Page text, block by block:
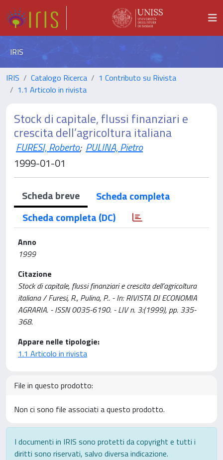
IRIS
IRIS Catalogo Ricerca
1 Contributo su Rivista
1.1 Articolo in rivista
Stock di capitale, flussi finanziari e
crescita dell’agricoltura italiana
FURESI, Roberto; PULINA, Pietro
1999-01-01
Scheda breve
Scheda completa
Scheda completa (DC)
Anno
1999
Citazione
Stock di capitale, flussi finanziari e crescita dell’agricoltura
italiana / Furesi, R., Pulina, P.. - In: RIVISTA DI ECONOMIA
AGRARIA. - ISSN 0035-6190. - LIV n. 3:(1999), pp. 335-
368.
Appare nelle tipologie:
1.1 Articolo in rivista
File in questo prodotto:
Non ci sono file associati a questo prodotto.
I documenti in IRIS sono protetti da copyright e tutti i
diritti sono riservati, salvo diversa indicazione.